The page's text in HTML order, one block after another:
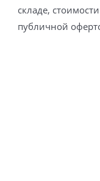
складе,
публичной